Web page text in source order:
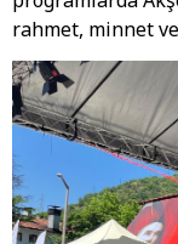
rahmet, minnet